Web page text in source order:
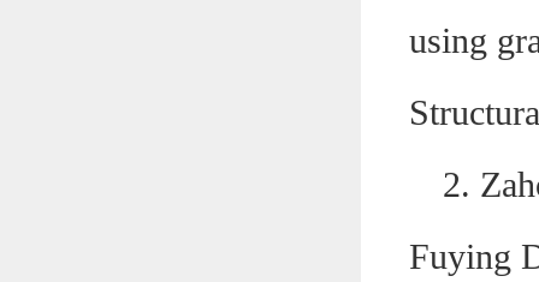
using
2.
Fuying